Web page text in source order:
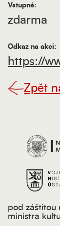
Vstupné:
zdarma
Odkaz na akci:
https://
Zpět
pod záštitou
ministra